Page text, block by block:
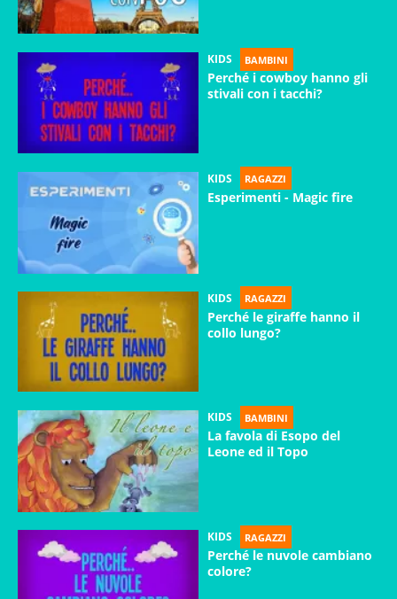
KIDS BAMBINI
Perché i cowboy hanno gli
stivali con i tacchi?
KIDS RAGAZZI
Esperimenti - Magic fire
KIDS RAGAZZI
Perché le giraffe hanno il
collo lungo?
KIDS BAMBINI
La favola di Esopo del
Leone ed il Topo
KIDS RAGAZZI
Perché le nuvole cambiano
colore?